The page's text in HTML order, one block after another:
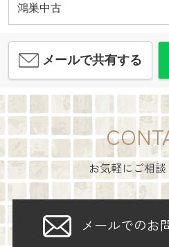
鴻巣中古
メールで共有する
お気軽にご相談
メールでのお